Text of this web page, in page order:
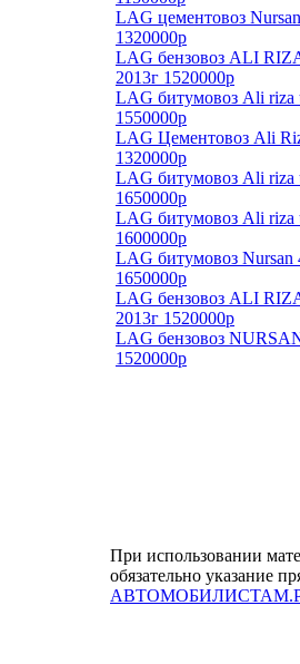
LAG цементовоз
1320000р
LAG бензовоз ALI
2013г 1520000р
LAG битумовоз Ali riza
1550000р
LAG Цементовоз Ali
1320000р
LAG битумовоз Ali riza
1650000р
LAG битумовоз Ali riza
1600000р
LAG битумовоз Nursan
1650000р
LAG бензовоз ALI
2013г 1520000р
LAG бензовоз
1520000р
При использовании
обязательно указание